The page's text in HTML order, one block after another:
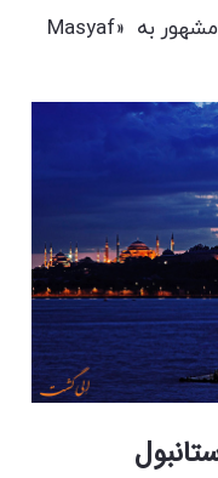
ای پیچیده جهت پنهان کردن کلید مشهور به «Masyaf